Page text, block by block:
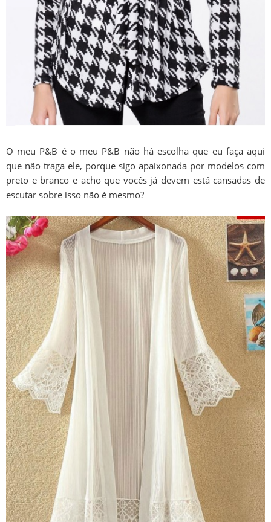
O meu P&B é o meu P&B não há escolha que eu faça aqui
que não traga ele, porque sigo apaixonada por modelos com
preto e branco e acho que vocês já devem está cansadas de
escutar sobre isso não é mesmo?